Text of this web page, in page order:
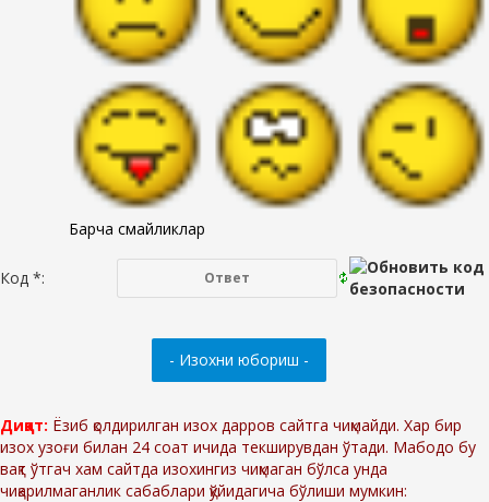
Барча смайликлар
Код *:
Диққат: Ёзиб қолдирилган изох дарров сайтга чиқмайди. Хар бир
изох узоғи билан 24 соат ичида текширувдан ўтади. Мабодо бу
вақт ўтгач хам сайтда изохингиз чиқмаган бўлса унда
чиқарилмаганлик сабаблари қўйидагича бўлиши мумкин: